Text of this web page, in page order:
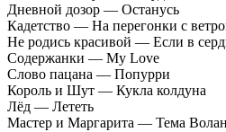
Дневной дозор — Останусь
Кадетство — На перегонки с
Не родись красивой — Если в
Содержанки — My Love
Слово пацана — Попурри
Король и Шут — Кукла колдуна
Лёд — Лететь
Мастер и Маргарита — Тема